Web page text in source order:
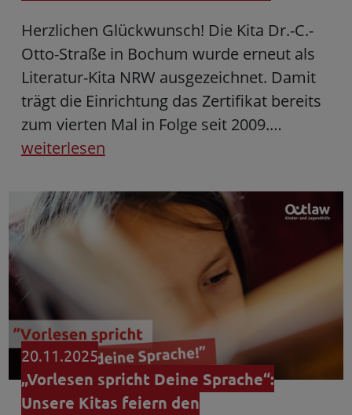
Herzlichen Glückwunsch! Die Kita Dr.-C.-
Otto-Straße in Bochum wurde erneut als
Literatur-Kita NRW ausgezeichnet. Damit
trägt die Einrichtung das Zertifikat bereits
zum vierten Mal in Folge seit 2009.…
weiterlesen
20.11.2025
„Vorlesen spricht Deine Sprache“:
Unsere Kitas feiern den